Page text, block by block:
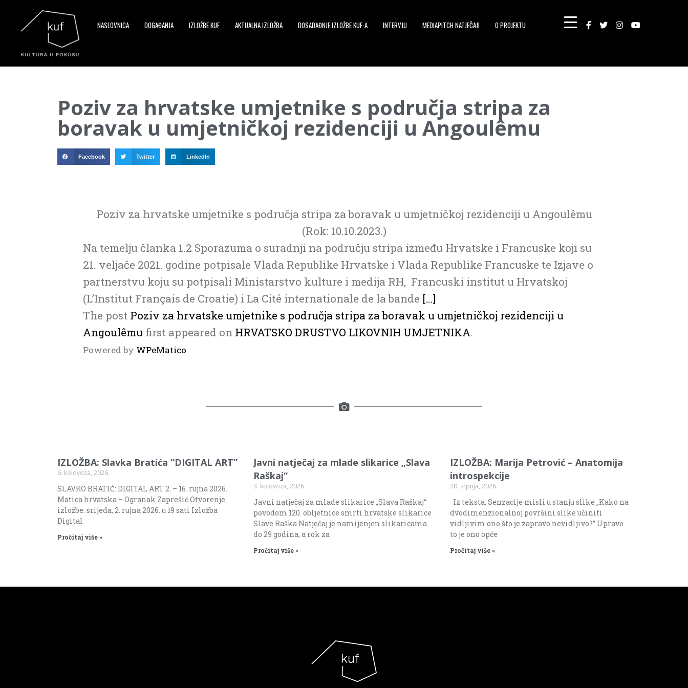
NASLOVNICA DOGAĐANJA IZLOŽBE KUF AKTUALNA IZLOŽBA DOSADAĐNJE IZLOŽBE KUF-A INTERVJU MEDIAPITCH NATJEČAJI O PROJEKTU
Poziv za hrvatske umjetnike s područja stripa za
boravak u umjetničkoj rezidenciji u Angoulêmu
Facebook Twitter LinkedIn
Poziv za hrvatske umjetnike s područja stripa za boravak u umjetničkoj rezidenciji u Angoulêmu
(Rok: 10.10.2023.)
Na temelju članka 1.2 Sporazuma o suradnji na području stripa između Hrvatske i Francuske koji su
21. veljače 2021. godine potpisale Vlada Republike Hrvatske i Vlada Republike Francuske te Izjave o
partnerstvu koju su potpisali Ministarstvo kulture i medija RH, Francuski institut u Hrvatskoj
(L’Institut Français de Croatie) i La Cité internationale de la bande […]
The post Poziv za hrvatske umjetnike s područja stripa za boravak u umjetničkoj rezidenciji u
Angoulêmu first appeared on HRVATSKO DRUSTVO LIKOVNIH UMJETNIKA.
Powered by WPeMatico
IZLOŽBA: Slavka Bratića “DIGITAL ART”
6. kolovoza, 2026.
SLAVKO BRATIĆ: DIGITAL ART 2. – 16. rujna 2026.
Matica hrvatska – Ogranak Zaprešić Otvorenje
izložbe: srijeda, 2. rujna 2026. u 19 sati Izložba
Digital
Pročitaj više »
Javni natječaj za mlade slikarice „Slava
Raškaj“
3. kolovoza, 2026.
Javni natječaj za mlade slikarice „Slava Raškaj“
povodom 120. obljetnice smrti hrvatske slikarice
Slave Raška Natječaj je namijenjen slikaricama
do 29 godina, a rok za
Pročitaj više »
IZLOŽBA: Marija Petrović – Anatomija
introspekcije
28. srpnja, 2026.
Iz teksta: Senzacije misli u stanju slike „Kako na
dvodimenzionalnoj površini slike učiniti
vidljivim ono što je zapravo nevidljivo?” Upravo
to je ono opće
Pročitaj više »